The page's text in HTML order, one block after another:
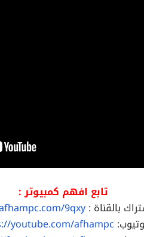
تابع افهم كمبيوتر :
بالقناة :9qxy
youtube.com/afhampc